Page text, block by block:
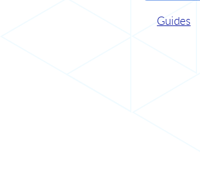
Guides